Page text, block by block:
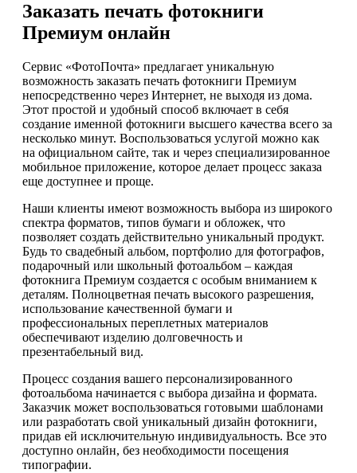
Заказать печать фотокниги
Премиум онлайн
Сервис «ФотоПочта» предлагает уникальную
возможность заказать печать фотокниги Премиум
непосредственно через Интернет, не выходя из дома.
Этот простой и удобный способ включает в себя
создание именной фотокниги высшего качества всего за
несколько минут. Воспользоваться услугой можно как
на официальном сайте, так и через специализированное
мобильное приложение, которое делает процесс заказа
еще доступнее и проще.
Наши клиенты имеют возможность выбора из широкого
спектра форматов, типов бумаги и обложек, что
позволяет создать действительно уникальный продукт.
Будь то свадебный альбом, портфолио для фотографов,
подарочный или школьный фотоальбом – каждая
фотокнига Премиум создается с особым вниманием к
деталям. Полноцветная печать высокого разрешения,
использование качественной бумаги и
профессиональных переплетных материалов
обеспечивают изделию долговечность и
презентабельный вид.
Процесс создания вашего персонализированного
фотоальбома начинается с выбора дизайна и формата.
Заказчик может воспользоваться готовыми шаблонами
или разработать свой уникальный дизайн фотокниги,
придав ей исключительную индивидуальность. Все это
доступно онлайн, без необходимости посещения
типографии.